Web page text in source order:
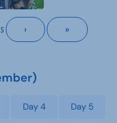
5 › »
Day 4 Day 5